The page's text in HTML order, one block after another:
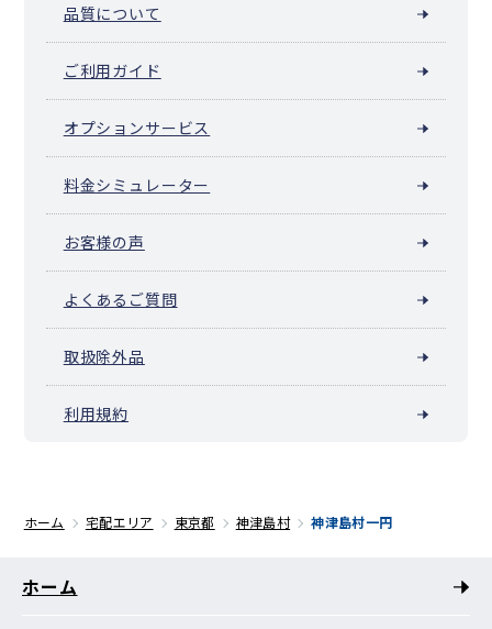
品質について
ご利用ガイド
オプションサービス
料金シミュレーター
お客様の声
よくあるご質問
取扱除外品
利用規約
ホーム 宅配エリア 東京都 神津島村 神津島村一円
ホーム